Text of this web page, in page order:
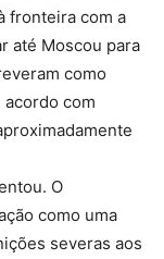
fronteira com a
até Moscou para
como
com
O
como uma
severas aos